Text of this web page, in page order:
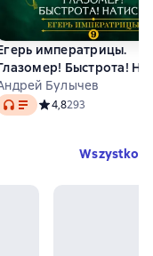
оценок
императрицы.
Быстрота!
Булычев
Средний рейтинг 4,8
4,8293
Wszystko